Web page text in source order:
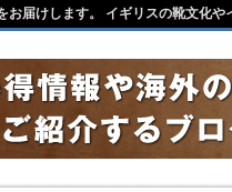
届けします。 イギリスの靴文化や